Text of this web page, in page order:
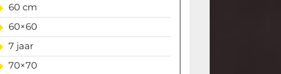
60 cm
60×60
7 jaar
70×70